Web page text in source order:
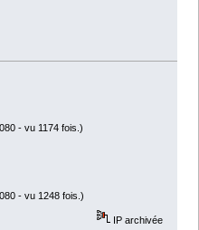
- vu 1174 fois.)
- vu 1248 fois.)
IP archivée